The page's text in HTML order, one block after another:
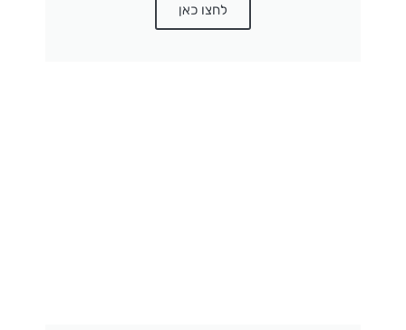
לחצו כאן